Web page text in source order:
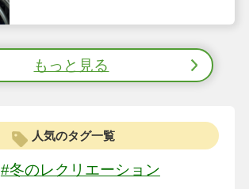
もっと見る
人気のタグ一覧
#冬のレクリエーション